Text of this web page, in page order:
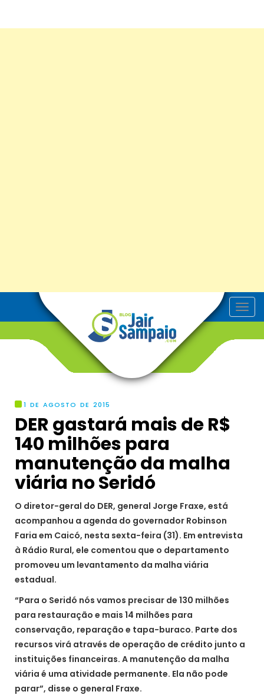
T
o
1 DE AGOSTO DE 2015
DER gastará mais de R$
140 milhões para
manutenção da malha
viária no Seridó
O diretor-geral do DER, general Jorge Fraxe, está
acompanhou a agenda do governador Robinson
Faria em Caicó, nesta sexta-feira (31). Em entrevista
à Rádio Rural, ele comentou que o departamento
promoveu um levantamento da malha viária
estadual.
“Para o Seridó nós vamos precisar de 130 milhões
para restauração e mais 14 milhões para
conservação, reparação e tapa-buraco. Parte dos
recursos virá através de operação de crédito junto a
instituições financeiras. A manutenção da malha
viária é uma atividade permanente. Ela não pode
parar”, disse o general Fraxe.